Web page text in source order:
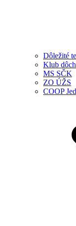
Dôležité
Klub
MS SČK
ZO ÚŽS
COOP